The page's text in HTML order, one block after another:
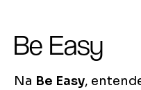
Be Easy
Na Be Easy,